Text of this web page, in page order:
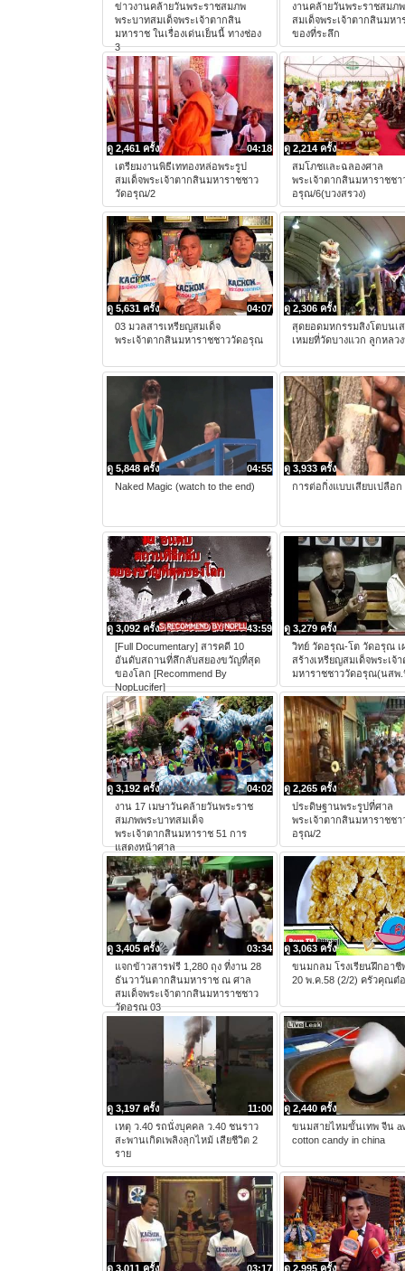
ข่าวงานคล้ายวันพระราชสมภพ
พระบาทสมเด็จพระเจ้าตากสิน
มหาราช ในเรื่องเด่นเย็นนี้ ทางช่อง
3
งานคล้ายวันพระราชสมภ
สมเด็จพระเจ้าตากสินมหา
ของที่ระลึก
04:18
ดู 2,461 ครั้ง
เตรียมงานพิธีเททองหล่อพระรูป
สมเด็จพระเจ้าตากสินมหาราชชาว
วัดอรุณ/2
ดู 2,214 ครั้ง
สมโภชและฉลองศาล
พระเจ้าตากสินมหาราชชา
อรุณ/6(บวงสรวง)
04:07
ดู 5,631 ครั้ง
03 มวลสารเหรียญสมเด็จ
พระเจ้าตากสินมหาราชชาววัดอรุณ
ดู 2,306 ครั้ง
สุดยอดมหกรรมสิงโตบนเ
เหมยที่วัดบางแวก ลูกหลว
04:55
ดู 5,848 ครั้ง
Naked Magic (watch to the end)
ดู 3,933 ครั้ง
การต่อกิ่งแบบเสียบเปลือก
43:59
ดู 3,092 ครั้ง
[Full Documentary] สารคดี 10
อันดับสถานที่ลึกลับสยองขวัญที่สุด
ของโลก [Recommend By
NopLucifer]
ดู 3,279 ครั้ง
วิทย์ วัดอรุณ-โต วัดอรุณ เ
สร้างเหรียญสมเด็จพระเจ้
มหาราชชาววัดอรุณ(นสพ.
04:02
ดู 3,192 ครั้ง
งาน 17 เมษาวันคล้ายวันพระราช
สมภพพระบาทสมเด็จ
พระเจ้าตากสินมหาราช 51 การ
แสดงหน้าศาล
ดู 2,265 ครั้ง
ประดิษฐานพระรูปที่ศาล
พระเจ้าตากสินมหาราชชา
อรุณ/2
03:34
ดู 3,405 ครั้ง
แจกข้าวสารฟรี 1,280 ถุง ที่งาน 28
ธันวาวันตากสินมหาราช ณ ศาล
สมเด็จพระเจ้าตากสินมหาราชชาว
วัดอรุณ 03
ดู 3,063 ครั้ง
ขนมกลม โรงเรียนฝึกอาชี
20 พ.ค.58 (2/2) ครัวคุณต๋
11:00
ดู 3,197 ครั้ง
เหตุ ว.40 รถนั่งบุคคล ว.40 ชนราว
สะพานเกิดเพลิงลุกไหม้ เสียชีวิต 2
ราย
ดู 2,440 ครั้ง
ขนมสายไหมขั้นเทพ จีน
cotton candy in china
03:17
ดู 3,011 ครั้ง ดู 2,995 ครั้ง